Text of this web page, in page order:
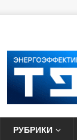
РУБРИКИ